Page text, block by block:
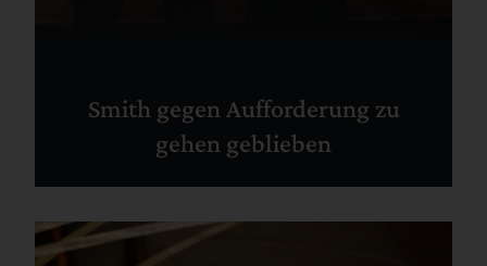
Smith gegen Aufforderung zu
gehen geblieben